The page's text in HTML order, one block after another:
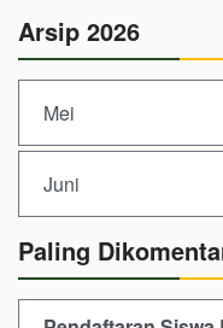
Arsip 2026
Mei
Juni
Paling